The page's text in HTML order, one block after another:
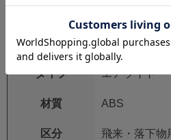
品番 ST#0123-JZ
タイプ エアライト
材質 ABS
区分
飛来・落下物